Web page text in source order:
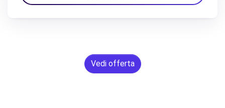
Vedi offerta